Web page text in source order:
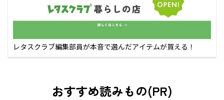
レタスクラブ編集部員が本音で選んだアイテムが買える！
おすすめ読みもの(PR)